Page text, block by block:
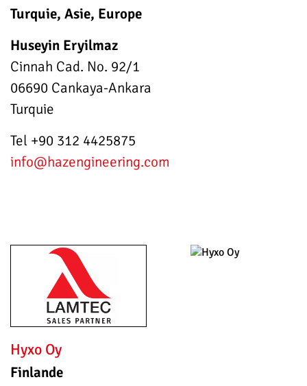
Turquie, Asie, Europe
Huseyin Eryilmaz
Cinnah Cad. No. 92/1
06690 Cankaya-Ankara
Turquie
Tel +90 312 4425875
info@hazengineering.com
Hyxo Oy
Finlande